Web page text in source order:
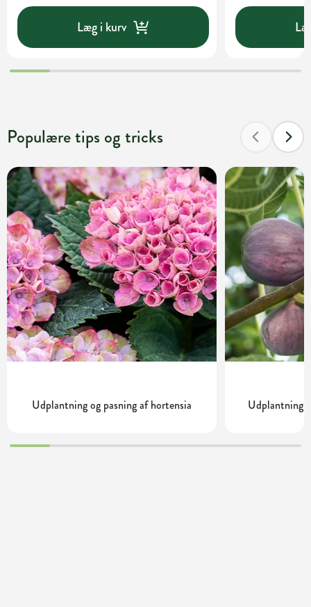
Læg i kurv
Populære tips og tricks
Udplantning og pasning af hortensia Udplantning